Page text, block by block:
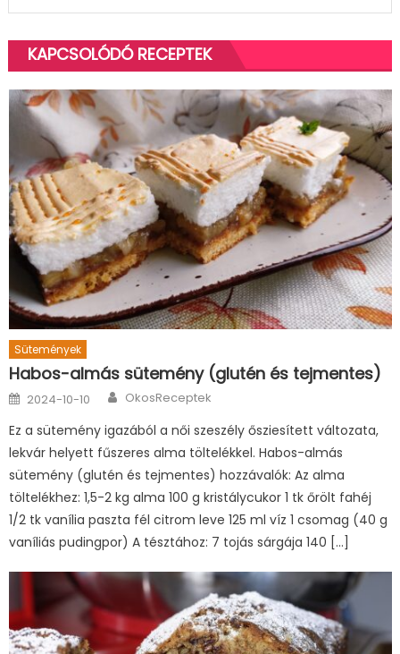
KAPCSOLÓDÓ RECEPTEK
Sütemények
Habos-almás sütemény (glutén és tejmentes)
Posted
on
2024-10-10 Author
OkosReceptek
Ez a sütemény igazából a női szeszély ősziesített változata,
lekvár helyett fűszeres alma töltelékkel. Habos-almás
sütemény (glutén és tejmentes) hozzávalók: Az alma
töltelékhez: 1,5-2 kg alma 100 g kristálycukor 1 tk őrölt fahéj
1/2 tk vanília paszta fél citrom leve 125 ml víz 1 csomag (40 g
vaníliás pudingpor) A tésztához: 7 tojás sárgája 140 […]